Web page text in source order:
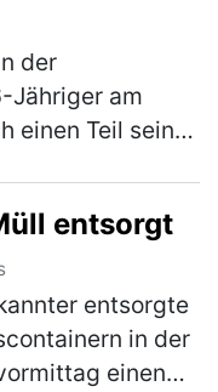
der
Jähriger am
einen Teil seines
entsorgt
entsorgte
in der
einen